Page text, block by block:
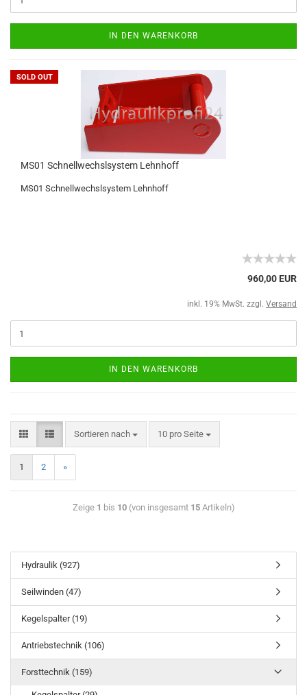
IN DEN WARENKORB
SOLD OUT
MS01 Schnellwechslsystem Lehnhoff
MS01 Schnellwechslsystem Lehnhoff
960,00 EUR
inkl. 19% MwSt. zzgl. Versand
IN DEN WARENKORB
Sortieren nach 10 pro Seite
1 2 »
Zeige 1 bis 10(von insgesamt 15Artikeln)
Hydraulik (927)
Seilwinden (47)
Kegelspalter (19)
Antriebstechnik (106)
Forsttechnik (159)